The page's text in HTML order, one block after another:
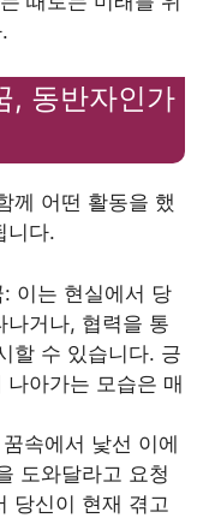
, 동반자인가
께 어떤 활동을 했
니다.
이는 현실에서 당
나거나, 협력을 통
할 수 있습니다. 긍
아가는 모습은 매
속에서 낯선 이에
도와달라고 요청
당신이 현재 겪고